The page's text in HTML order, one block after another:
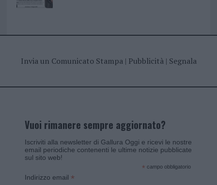
Invia un Comunicato Stampa| Pubblicità| Segnala
Vuoi rimanere sempre aggiornato?
Iscriviti alla newsletter di Gallura Oggi e ricevi le nostre
email periodiche contenenti le ultime notizie pubblicate
sul sito web!
* campo obbligatorio
Indirizzo email *